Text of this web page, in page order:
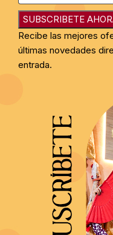
SUBSCRIBETE
Recibe las mejores
últimas novedades
entrada.